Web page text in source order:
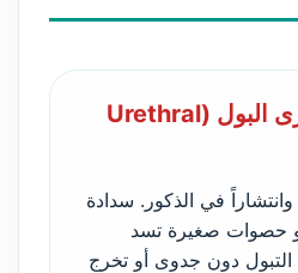
🚨 1. انسداد مجرى البول (Urethral
في الذكور. سدادة
حصوات صغيرة تسد
التبول دون جدوى أو تخرج